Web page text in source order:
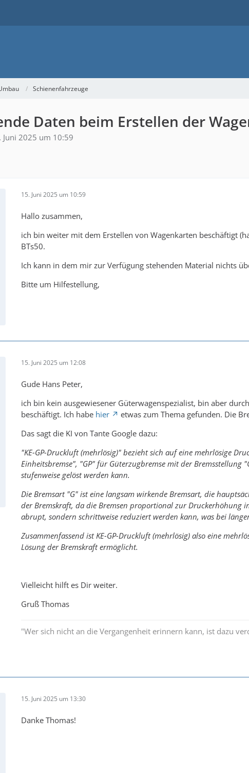
Schienenfahrzeuge
Daten beim Erstellen der
Juni 2025 um 10:59
15. Juni 2025 um 10:59
Hallo zusammen,
ich bin weiter mit dem Erstellen von Wagenkarten beschäftigt
BTs50.
Ich kann in dem mir zur Verfügung stehenden Material nichts
Bitte um Hilfestellung,
15. Juni 2025 um 12:08
Gude Hans Peter,
ich bin kein ausgewiesener Güterwagenspezialist, bin aber
beschäftigt. Ich habe hier
etwas zum Thema gefunden. Die
Das sagt die KI von Tante Google dazu:
"KE-GP-Druckluft (mehrlösig)" bezieht sich auf eine mehrlösige
Einheitsbremse", "GP" für Güterzugbremse mit der
stufenweise gelöst werden kann.
Die Bremsart "G" ist eine langsam wirkende Bremsart, die
der Bremskraft, da die Bremsen proportional zur Druckerhöhung
abrupt, sondern schrittweise reduziert werden kann, was bei
Zusammenfassend ist KE-GP-Druckluft (mehrlösig) also eine
Lösung der Bremskraft ermöglicht.
Vielleicht hilft es Dir weiter.
Gruß Thomas
"Wer sich nicht an die Vergangenheit erinnern kann, ist dazu
15. Juni 2025 um 13:30
Danke Thomas!